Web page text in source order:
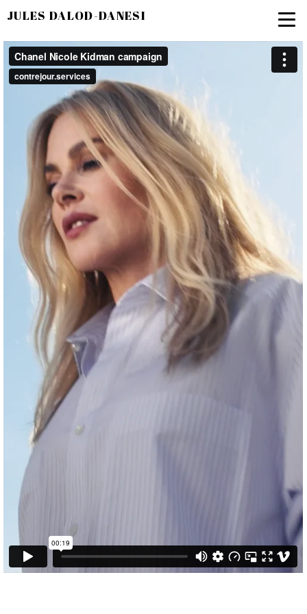
JULES DALOD-DANESI